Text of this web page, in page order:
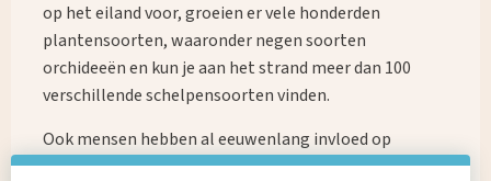
op het eiland voor, groeien er vele honderden
plantensoorten, waaronder negen soorten
orchideeën en kun je aan het strand meer dan 100
verschillende schelpensoorten vinden.
Ook mensen hebben al eeuwenlang invloed op
Schiermonnikoog. Buiten het dorp en de